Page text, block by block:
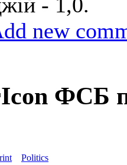
- 1,0.
new
ФСБ
Politics